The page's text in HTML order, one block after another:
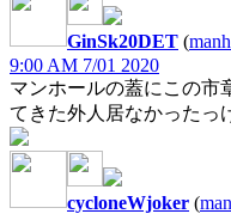
GinSk20DET (
9:00 AM 7/01 2020
マンホールの蓋にこの市
てきた外人居なかったっ
cycloneWjoker (